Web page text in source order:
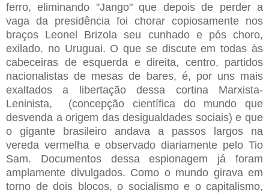
ferro, eliminando "Jango" que depois de perder a
vaga da presidência foi chorar copiosamente nos
braços Leonel Brizola seu cunhado e pós choro,
exilado. no Uruguai. O que se discute em todas às
cabeceiras de esquerda e direita, centro, partidos
nacionalistas de mesas de bares, é, por uns mais
exaltados a libertação dessa cortina Marxista-
Leninista, (concepção científica do mundo que
desvenda a origem das desigualdades sociais) e que
o gigante brasileiro andava a passos largos na
vereda vermelha e observado diariamente pelo Tio
Sam. Documentos dessa espionagem já foram
amplamente divulgados. Como o mundo girava em
torno de dois blocos, o socialismo e o capitalismo,